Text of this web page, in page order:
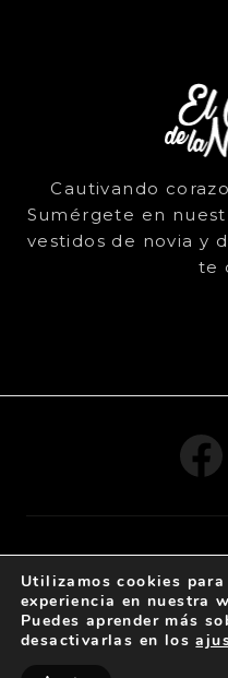
Cautivando
Sumérgete en
vestidos de novia y
te
Creativo
Aviso Legal -Política
Utilizamos cookies
experiencia en nuestra
Puedes aprender más
desactivarlas en los